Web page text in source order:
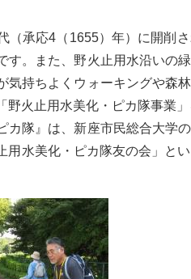
承応4（1655）年）に開削
す。また、野火止用水沿いの
気持ちよくウォーキングや森
野火止用水美化・ピカ隊事業
隊』は、新座市民総合大学
用水美化・ピカ隊友の会」と